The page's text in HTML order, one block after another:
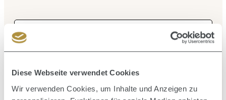
Diese Webseite verwendet Cookies
Wir verwenden Cookies, um Inhalte und Anzeigen zu
Durchschnittliche Bewertung von 0 von 5 Sternen
TERMIX PROFESSIONAL